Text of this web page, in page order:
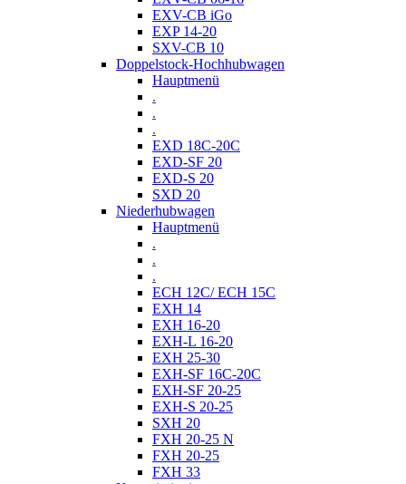
EXV-CB iGo
EXP 14-20
SXV-CB 10
Doppelstock-Hochhubwagen
Hauptmenü
.
.
.
EXD 18C-20C
EXD-SF 20
EXD-S 20
SXD 20
Niederhubwagen
Hauptmenü
.
.
.
ECH 12C/ ECH 15C
EXH 14
EXH 16-20
EXH-L 16-20
EXH 25-30
EXH-SF 16C-20C
EXH-SF 20-25
EXH-S 20-25
SXH 20
FXH 20-25 N
FXH 20-25
FXH 33